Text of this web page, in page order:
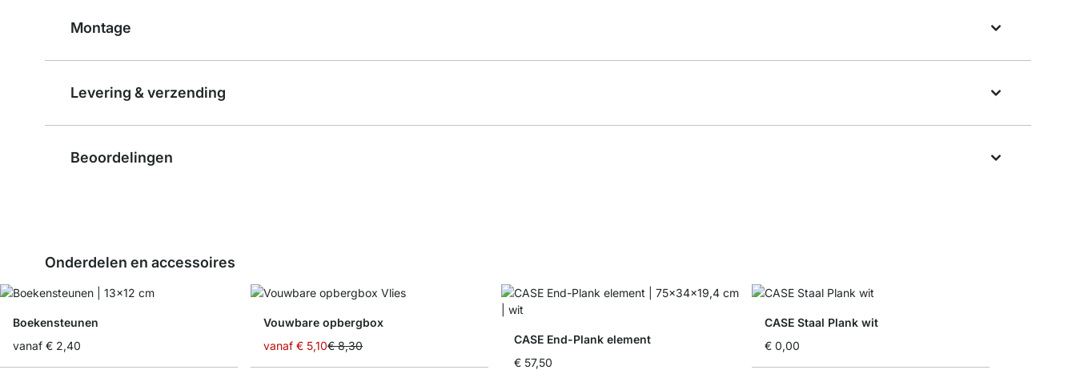
Montage
Levering & verzending
Beoordelingen
Onderdelen en accessoires
Boekensteunen
vanaf € 2,40
Vouwbare opbergbox
vanaf € 5,10€ 8,30
CASE End-Plank element
€ 57,50
CASE Staal Plank wit
€ 0,00